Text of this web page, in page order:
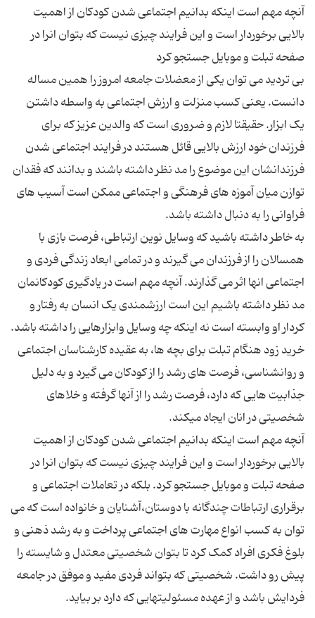
آنچه مهم است اینکه بدانیم اجتماعی شدن کودکان از اهمیت
بالایی برخوردار است و این فرایند چیزی نیست که بتوان انرا در
بی تردید می توان یکی از معضلات جامعه امروز را همین مساله
دانست. یعنی کسب منزلت و ارزش اجتماعی به واسطه داشتن
یک ابزار. حقیقتا لازم و ضروری است که والدین عزیز که برای
فرزندان خود ارزش بالایی قائل هستند در فرایند اجتماعی شدن
فرزندانشان این موضوع را مد نظر داشته باشند و بدانند که فقدان
توازن میان آموزه های فرهنگی و اجتماعی ممکن است آسیب های
به خاطر داشته باشید که وسایل نوین ارتباطی، فرصت بازی با
همسالان را از فرزندان می گیرند و در تمامی ابعاد زندگی فردی و
اجتماعی انها اثر می گذارند. آنچه مهم است در یادگیری کودکانمان
مد نظر داشته باشیم این است ارزشمندی یک انسان به رفتار و
خرید زود هنگام تبلت برای بچه ها، به عقیده کارشناسان اجتماعی
و روانشناسی، فرصت های رشد را از کودکان می گیرد و به دلیل
جذابیت هایی که دارد، فرصت رشد را از آنها گرفته و خلاهای
آنچه مهم است اینکه بدانیم اجتماعی شدن کودکان از اهمیت
بالایی برخوردار است و این فرایند چیزی نیست که بتوان انرا در
صفحه تبلت و موبایل جستجو کرد. بلکه در تعاملات اجتماعی و
برقراری ارتباطات چندگانه با دوستان،آشنایان و خانواده است که می
توان به کسب انواع مهارت های اجتماعی پرداخت و به رشد ذهنی و
بلوغ فکری افراد کمک کرد تا بتوان شخصیتی معتدل و شایسته را
پیش رو داشت. شخصیتی که بتواند فردی مفید و موفق در جامعه